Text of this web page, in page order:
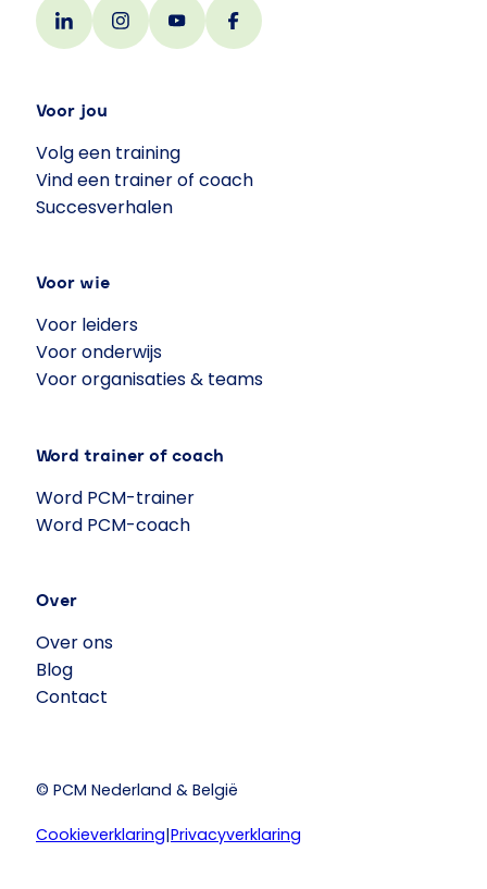
Voor jou
Volg een training
Vind een trainer of coach
Succesverhalen
Voor wie
Voor leiders
Voor onderwijs
Voor organisaties & teams
Word trainer of coach
Word PCM-trainer
Word PCM-coach
Over
Over ons
Blog
Contact
© PCM Nederland & België
Cookieverklaring|Privacyverklaring